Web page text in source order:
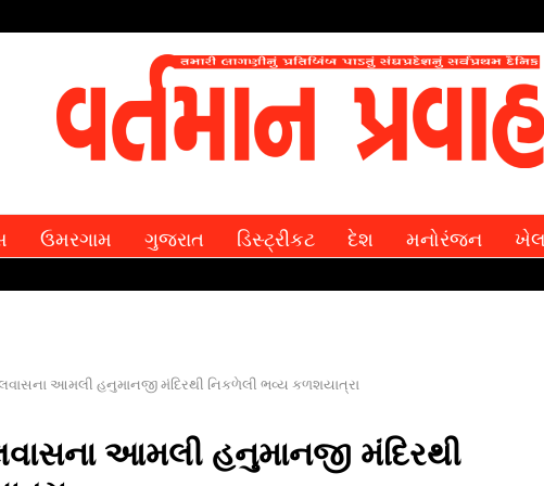
ઉમરગામ ગુજરાત ડિસ્ટ્રીકટ દેશ મનોરંજન ખેલ
આમલી હનુમાનજી મંદિરથી નિકળેલી ભવ્‍ય કળશયાત્રા
આમલી હનુમાનજી મંદિરથી